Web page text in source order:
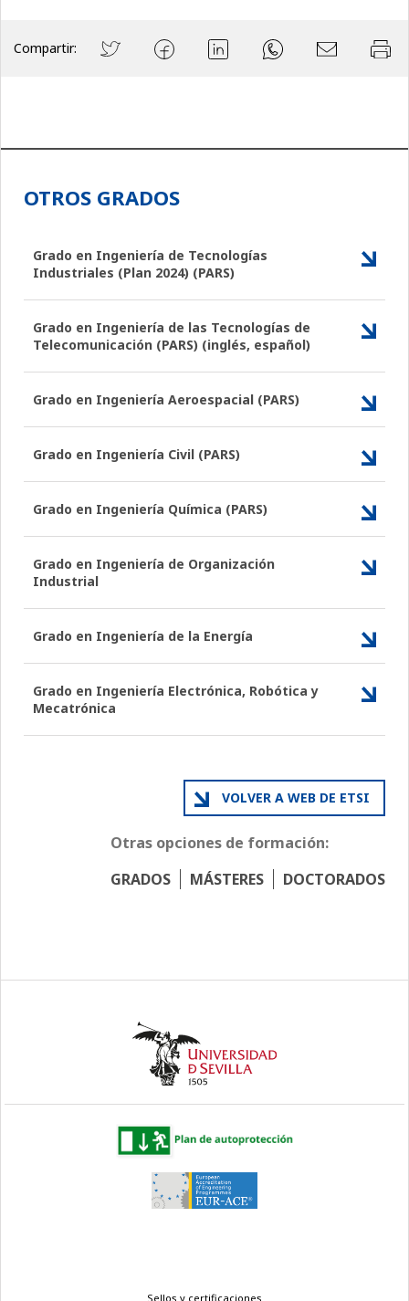
Compartir:
OTROS GRADOS
Grado en Ingeniería de Tecnologías
Industriales (Plan 2024) (PARS)
Grado en Ingeniería de las Tecnologías de
Telecomunicación (PARS) (inglés, español)
Grado en Ingeniería Aeroespacial (PARS)
Grado en Ingeniería Civil (PARS)
Grado en Ingeniería Química (PARS)
Grado en Ingeniería de Organización
Industrial
Grado en Ingeniería de la Energía
Grado en Ingeniería Electrónica, Robótica y
Mecatrónica
VOLVER A WEB DE ETSI
Otras opciones de formación:
GRADOS
MÁSTERES DOCTORADOS
Sellos y certificaciones